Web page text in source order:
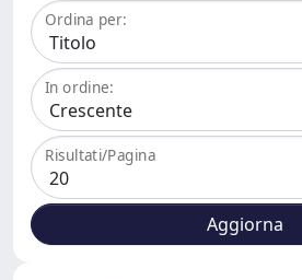
Ordina per:
In ordine:
Risultati/Pagina